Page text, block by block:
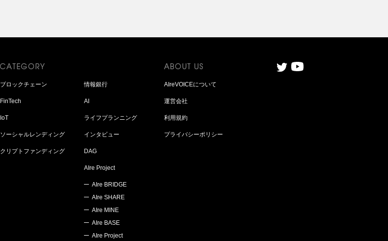
ブロックチェーン
FinTech
IoT
ソーシャルレンディング
クリプトファンディング
情報銀行
AI
ライフプランニング
インタビュー
DAG
AIre Project
AIre BRIDGE
AIre SHARE
AIre MINE
AIre BASE
AIre Project
AIreVOICEについて
運営会社
利用規約
プライバシーポリシー